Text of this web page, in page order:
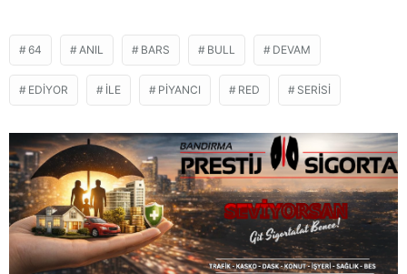
64 ANIL BARS BULL DEVAM
EDIYOR ILE PIYANCI RED SERISI